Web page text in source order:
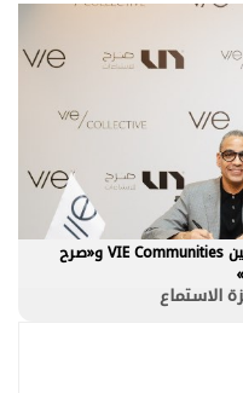
باستثمارات 10 مليارات جنيه.. تحالف بين VIE Communities و«صرح
الاستماع